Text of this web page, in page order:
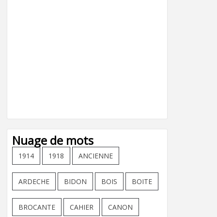
Nuage de mots
1914 1918 ANCIENNE
ARDECHE BIDON BOIS BOITE
BROCANTE CAHIER CANON